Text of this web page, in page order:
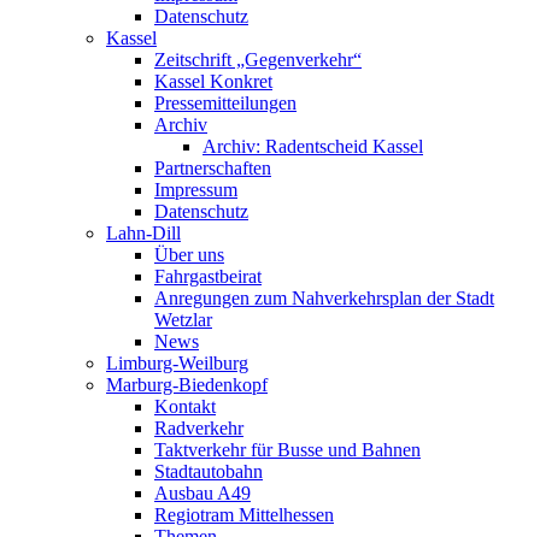
Datenschutz
Kassel
Zeitschrift „Gegenverkehr“
Kassel Konkret
Pressemitteilungen
Archiv
Archiv: Radentscheid Kassel
Partnerschaften
Impressum
Datenschutz
Lahn-Dill
Über uns
Fahrgastbeirat
Anregungen zum Nahverkehrsplan der Stadt
Wetzlar
News
Limburg-Weilburg
Marburg-Biedenkopf
Kontakt
Radverkehr
Taktverkehr für Busse und Bahnen
Stadtautobahn
Ausbau A49
Regiotram Mittelhessen